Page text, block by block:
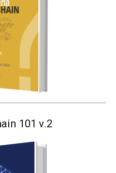
101 v.2